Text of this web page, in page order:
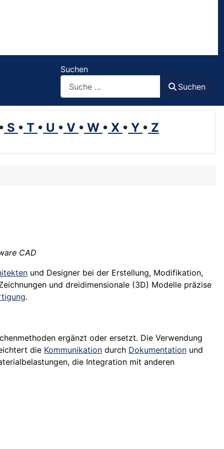
Suchen
Suchen
S • T • U • V • W • X • Y • Z
CAD
und Designer bei der Erstellung, Modifikation,
und dreidimensionale (3D) Modelle präzise
.
ergänzt oder ersetzt. Die Verwendung
die Kommunikation durch Dokumentation und
die Integration mit anderen